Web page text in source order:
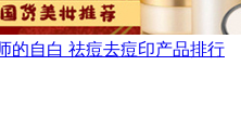
的自白 祛痘去痘印产品排行